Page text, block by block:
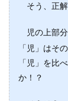
そう、正解
児の上部分
「児」はその
「児」を比
か！？